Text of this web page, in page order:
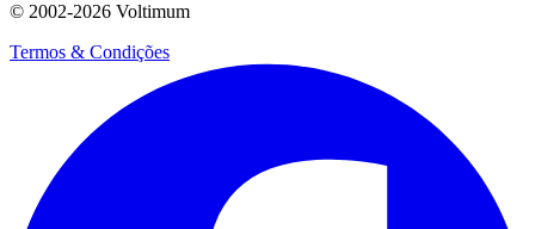
© 2002-2026 Voltimum
Termos & Condições